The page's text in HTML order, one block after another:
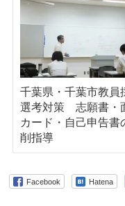
千葉県・千葉市教員
選考対策 志願書・
カード・自己申告書
削指導
Facebook Hatena